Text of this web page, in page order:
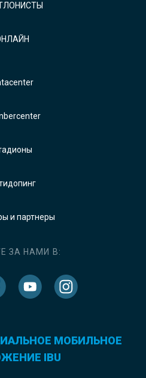
и партнеры
ЗА НАМИ В:
МОБИЛЬНОЕ
IBU